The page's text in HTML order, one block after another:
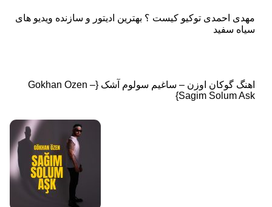
مهدی احمدی توکیو کیست ؟ بهترین ادیتور و سازنده ویدیو های
سیاه سفید
اهنگ گوکان اوزن – ساغیم سولوم آشک {Gokhan Ozen –
Sagim Solum Ask}